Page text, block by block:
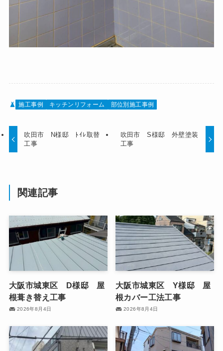
施工事例 キッチンリフォーム 部位別施工事例
吹田市 N様邸 ﾄｲﾚ取替
工事
吹田市 S様邸 外壁塗装
工事
関連記事
大阪市城東区 D様邸 屋
根葺き替え工事
2026年8月4日
大阪市城東区 Y様邸 屋
根カバー工法工事
2026年8月4日